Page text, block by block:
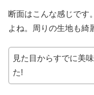
断面はこんな感じです
よね。周りの生地も綺
見た目からすでに美
た!